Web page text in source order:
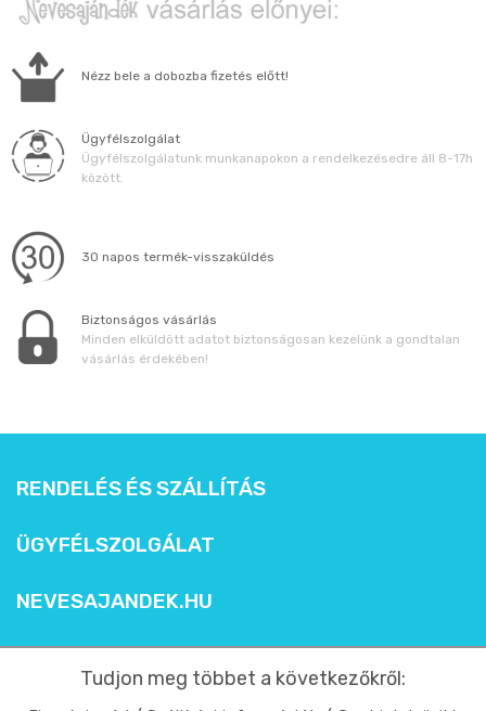
Nézz bele a dobozba fizetés előtt!
Ügyfélszolgálat
Ügyfélszolgálatunk munkanapokon a rendelkezésedre áll 8-17h
között.
30 napos termék-visszaküldés
Biztonságos vásárlás
Minden elküldött adatot biztonságosan kezelünk a gondtalan
vásárlás érdekében!
RENDELÉS ÉS SZÁLLÍTÁS
ÜGYFÉLSZOLGÁLAT
NEVESAJANDEK.HU
Tudjon meg többet a következőkről: